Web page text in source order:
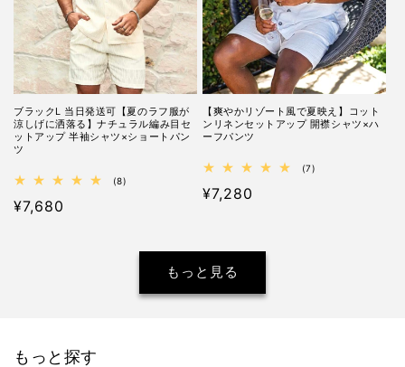
ブラックL 当日発送可【夏のラフ服が
涼しげに洒落る】ナチュラル編み目セ
ットアップ 半袖シャツ×ショートパン
ツ
(8)
通
¥7,680
【爽やかリゾート風で夏映え】コット
ンリネンセットアップ 開襟シャツ×ハ
ーフパンツ
(7)
通
格
¥7,280
もっと見る
もっと探す